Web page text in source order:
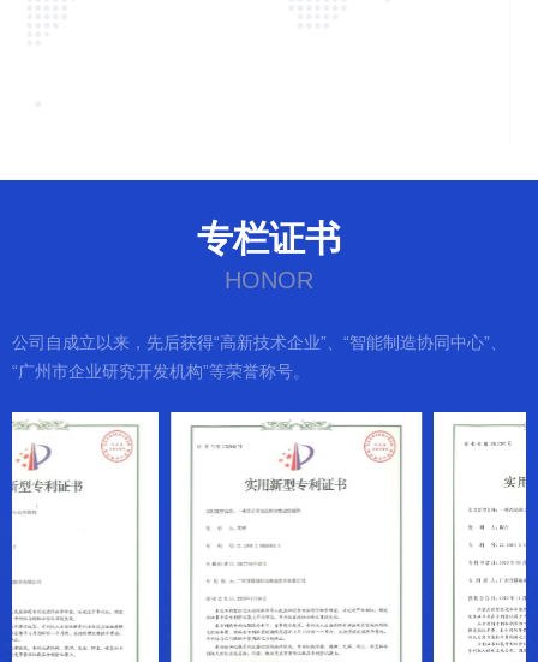
专栏证书
HONOR
公司自成立以来，先后获得“高新技术企业”、“智能制造协同中心”、
“广州市企业研究开发机构”等荣誉称号。